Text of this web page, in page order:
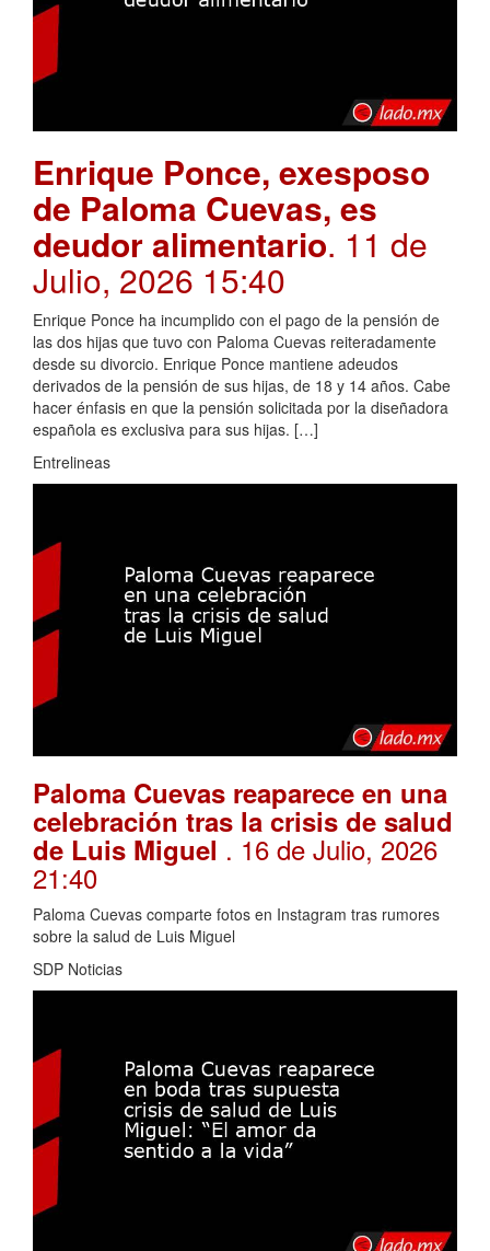
Enrique Ponce, exesposo
de Paloma Cuevas, es
deudor alimentario. 11 de
Julio, 2026 15:40
Enrique Ponce ha incumplido con el pago de la pensión de
las dos hijas que tuvo con Paloma Cuevas reiteradamente
desde su divorcio. Enrique Ponce mantiene adeudos
derivados de la pensión de sus hijas, de 18 y 14 años. Cabe
hacer énfasis en que la pensión solicitada por la diseñadora
española es exclusiva para sus hijas. […]
Entrelineas
Paloma Cuevas reaparece en una
celebración tras la crisis de salud
de Luis Miguel . 16 de Julio, 2026
21:40
Paloma Cuevas comparte fotos en Instagram tras rumores
sobre la salud de Luis Miguel
SDP Noticias